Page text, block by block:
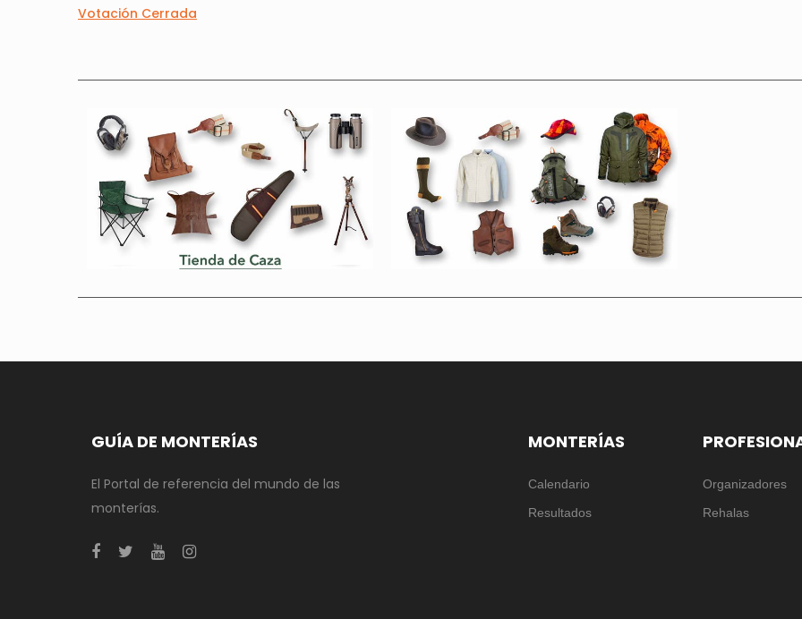
Votación Cerrada
GUÍA DE MONTERÍAS
El Portal de referencia del mundo de las
monterías.
MONTERÍAS
Calendario
Resultados
Organizadores
Rehalas